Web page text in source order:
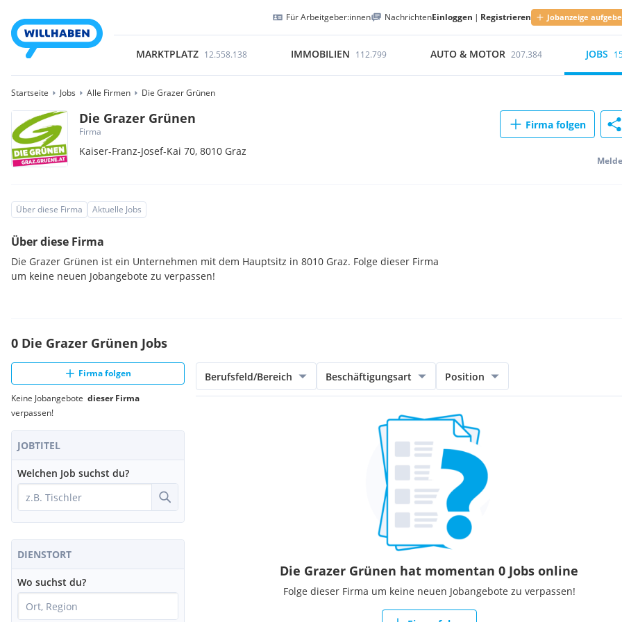
Für Arbeitgeber:innen NachrichtenEinloggen | Registrieren Jobanzeige
MARKTPLATZ 12.558.138 IMMOBILIEN 112.799 AUTO & MOTOR 207.384 JOBS
Startseite Jobs Alle Firmen Die Grazer Grünen
Die Grazer Grünen
Firma
Kaiser-Franz-Josef-Kai 70,8010 Graz
Firma folgen
Über diese Firma Aktuelle Jobs
Über diese Firma
Die Grazer Grünen ist ein Unternehmen mit dem Hauptsitz in 8010 Graz. Folge dieser Firma
um keine neuen Jobangebote zu verpassen!
0 Die Grazer Grünen Jobs
Firma folgen
Keine Jobangebote dieser Firma
verpassen!
JOBTITEL
Welchen Job suchst du?
DIENSTORT
Wo suchst du?
Berufsfeld/Bereich Beschäftigungsart Position
Die Grazer Grünen hat momentan 0 Jobs online
Folge dieser Firma um keine neuen Jobangebote zu verpassen!